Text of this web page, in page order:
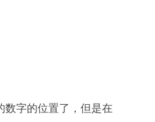
数字的位置了，但是在